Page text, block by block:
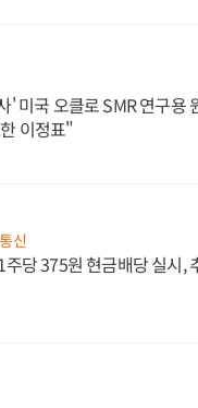
' 미국 오클로 SMR 연구용
이정표"
신
당 375원 현금배당 실시,